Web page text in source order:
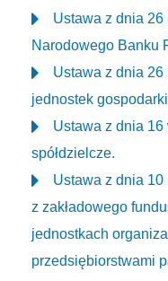
Ustawa z dnia 26
Narodowego Banku
Ustawa z dnia 26
jednostek
Ustawa z dnia
spółdzielcze.
Ustawa z dnia 10
z zakładowego
jednostkach
przedsiębiorstwami